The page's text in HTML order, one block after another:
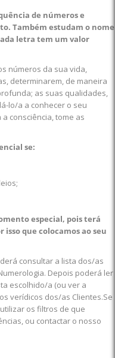
de números e
Também estudam o nome
letra tem um valor
números da sua vida,
determinarem, de maneira
as suas qualidades,
lo/a a conhecer o seu
consciência, tome as
se:
especial, pois terá
isso que colocamos ao seu
consultar a lista dos/as
Depois poderá ler
escolhido/a (ou ver a
verídicos dos/as Clientes.Se
os filtros de que
ou contactar o nosso